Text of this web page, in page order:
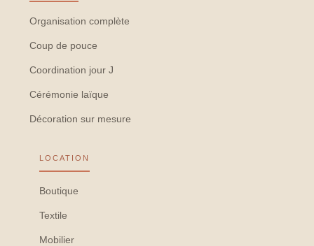
Organisation complète
Coup de pouce
Coordination jour J
Cérémonie laïque
Décoration sur mesure
LOCATION
Boutique
Textile
Mobilier